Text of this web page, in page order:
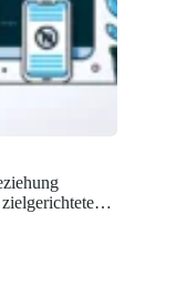
zielgerichtete…